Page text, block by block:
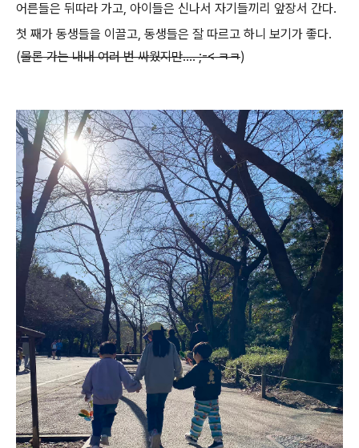
어른들은 뒤따라 가고, 아이들은 신나서 자기들끼리 앞장서 간다.
첫 째가 동생들을 이끌고, 동생들은 잘 따르고 하니 보기가 좋다.
(물론 가는 내내 여러 번 싸웠지만.... ;-< ㅋㅋ)